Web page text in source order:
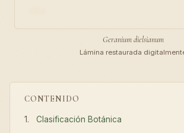
CONTENIDO
Clasificación Botánica
Geranium dielsianum
Lámina restaurada